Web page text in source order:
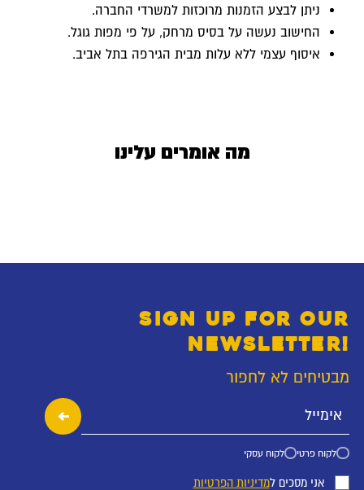
ניתן לבצע הזמנות מרוכזות למשרדי החברה.
החישוב נעשה על בסיס מרחק, על פי מפות גוגל.
איסוף עצמי ללא עלות מבית הגירפה בתל אביב.
מה אומרים עלינו
SIGN UP FOR OUR
NEWSLETTER!
מבטיחים לא לחפור
לקוח פרטי לקוח עסקי
אני מסכים למדיניות הפרטיות